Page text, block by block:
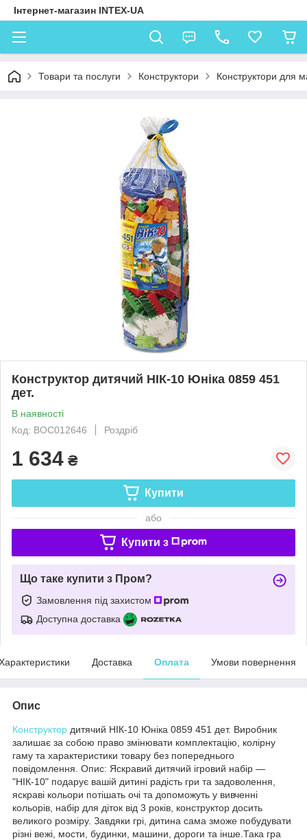
Інтернет-магазин INTEX-UA
Товари та послуги Конструктори Конструктори для
Конструктор дитячий НІК-10 Юніка 0859 451
дет.
В наявності
Код: BOC012646
Роздріб
1 634 ₴
Купити
або
Купити з
Що таке купити з Пром?
Замовлення під захистом
Доступна доставка
Доставка Оплата Умови повернення
Опис
Конструктор дитячий НІК-10 Юніка 0859 451 дет. Виробник
залишає за собою право змінювати комплектацію, колірну
гаму та характеристики товару без попереднього
повідомлення. Опис: Яскравий дитячий ігровий набір —
"НІК-10" подарує вашій дитині радість гри та задоволення,
яскраві кольори потішать очі та допоможуть у вивченні
кольорів, набір для діток від 3 років, конструктор досить
великого розміру. Завдяки грі, дитина сама зможе побудувати
різні вежі, мости, будинки, машини, дороги та інше.Така гра